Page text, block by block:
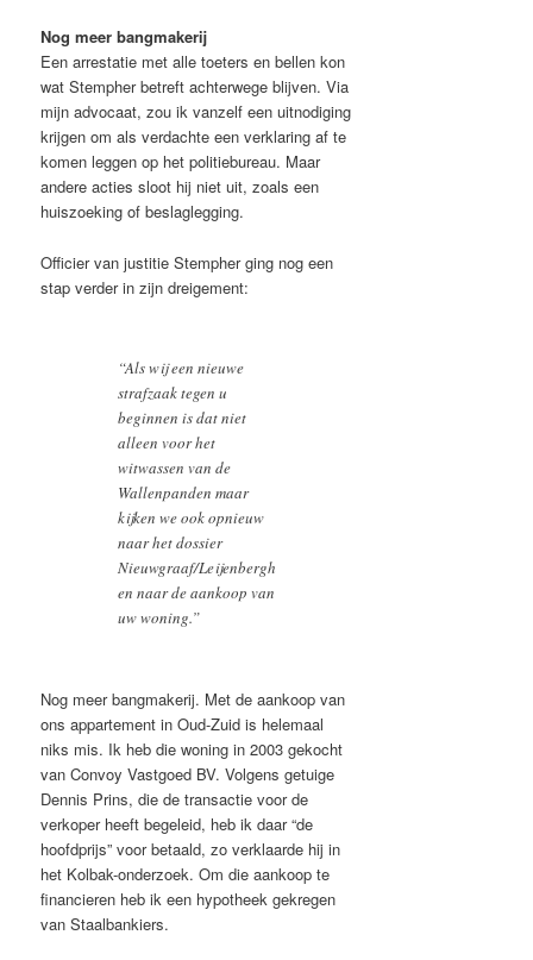
Nog meer bangmakerij
Een arrestatie met alle toeters en bellen kon
wat Stempher betreft achterwege blijven. Via
mijn advocaat, zou ik vanzelf een uitnodiging
krijgen om als verdachte een verklaring af te
komen leggen op het politiebureau. Maar
andere acties sloot hij niet uit, zoals een
huiszoeking of beslaglegging.
Officier van justitie Stempher ging nog een
stap verder in zijn dreigement:
“Als wij een nieuwe
strafzaak tegen u
beginnen is dat niet
alleen voor het
witwassen van de
Wallenpanden maar
kijken we ook opnieuw
naar het dossier
Nieuwgraaf/Leijenbergh
en naar de aankoop van
uw woning.”
Nog meer bangmakerij. Met de aankoop van
ons appartement in Oud-Zuid is helemaal
niks mis. Ik heb die woning in 2003 gekocht
van Convoy Vastgoed BV. Volgens getuige
Dennis Prins, die de transactie voor de
verkoper heeft begeleid, heb ik daar “de
hoofdprijs” voor betaald, zo verklaarde hij in
het Kolbak-onderzoek. Om die aankoop te
financieren heb ik een hypotheek gekregen
van Staalbankiers.